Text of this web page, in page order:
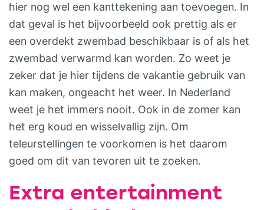
hier nog wel een kanttekening aan toevoegen. In
dat geval is het bijvoorbeeld ook prettig als er
een overdekt zwembad beschikbaar is of als het
zwembad verwarmd kan worden. Zo weet je
zeker dat je hier tijdens de vakantie gebruik van
kan maken, ongeacht het weer. In Nederland
weet je het immers nooit. Ook in de zomer kan
het erg koud en wisselvallig zijn. Om
teleurstellingen te voorkomen is het daarom
goed om dit van tevoren uit te zoeken.
Extra entertainment